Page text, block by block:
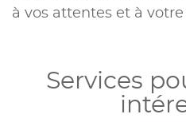
à vos attentes et à
Services